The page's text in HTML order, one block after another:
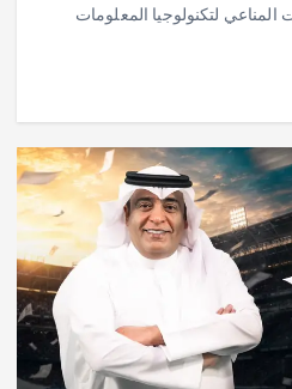
لتكنولوجيا المعلومات